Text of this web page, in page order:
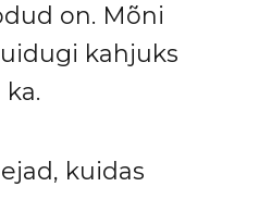
on. Mõni
kahjuks
kuidas